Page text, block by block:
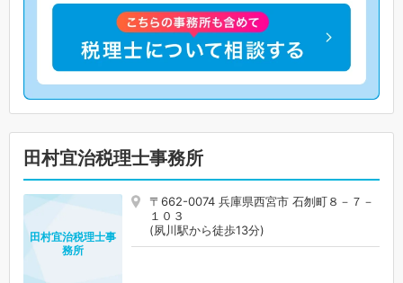
田村宜治税理士事務所
〒662-0074 兵庫県西宮市 石刎町８－７－
１０３
(夙川駅から徒歩13分)
田村宜治税理士事
務所